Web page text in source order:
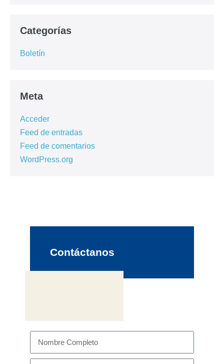
Categorías
Boletín
Meta
Acceder
Feed de entradas
Feed de comentarios
WordPress.org
Contáctanos